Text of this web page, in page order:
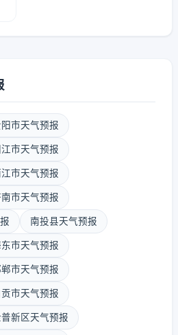
市天气预报
江市天气预报
市天气预报
市天气预报
南投县天气预报
市天气预报
市天气预报
贡市天气预报
新区天气预报